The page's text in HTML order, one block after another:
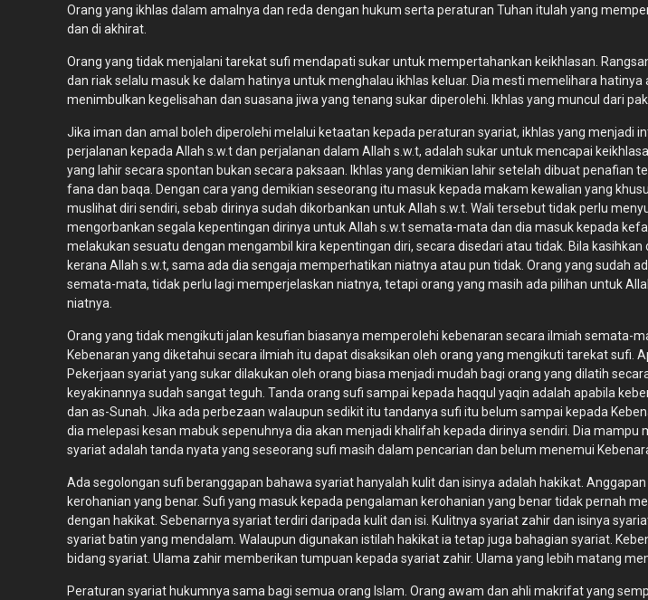
Orang yang ikhlas dalam amalnya dan reda dengan hukum serta peraturan Tuhan itulah yang
dan di akhirat.
Orang yang tidak menjalani tarekat sufi mendapati sukar untuk mempertahankan keikhlasan.
dan riak selalu masuk ke dalam hatinya untuk menghalau ikhlas keluar. Dia mesti memelihara
menimbulkan kegelisahan dan suasana jiwa yang tenang sukar diperolehi. Ikhlas yang muncul dari
Jika iman dan amal boleh diperolehi melalui ketaatan kepada peraturan syariat, ikhlas yang menjadi
perjalanan kepada Allah s.w.t dan perjalanan dalam Allah s.w.t, adalah sukar untuk mencapai
yang lahir secara spontan bukan secara paksaan. Ikhlas yang demikian lahir setelah dibuat
fana dan baqa. Dengan cara yang demikian seseorang itu masuk kepada makam kewalian yang
muslihat diri sendiri, sebab dirinya sudah dikorbankan untuk Allah s.w.t. Wali tersebut tidak perlu
mengorbankan segala kepentingan dirinya untuk Allah s.w.t semata-mata dan dia masuk kepada
melakukan sesuatu dengan mengambil kira kepentingan diri, secara disedari atau tidak. Bila
kerana Allah s.w.t, sama ada dia sengaja memperhatikan niatnya atau pun tidak. Orang yang sudah
semata-mata, tidak perlu lagi memperjelaskan niatnya, tetapi orang yang masih ada pilihan untuk
niatnya.
Orang yang tidak mengikuti jalan kesufian biasanya memperolehi kebenaran secara ilmiah
Kebenaran yang diketahui secara ilmiah itu dapat disaksikan oleh orang yang mengikuti tarekat sufi.
Pekerjaan syariat yang sukar dilakukan oleh orang biasa menjadi mudah bagi orang yang dilatih
keyakinannya sudah sangat teguh. Tanda orang sufi sampai kepada haqqul yaqin adalah apabila
dan as-Sunah. Jika ada perbezaan walaupun sedikit itu tandanya sufi itu belum sampai kepada
dia melepasi kesan mabuk sepenuhnya dia akan menjadi khalifah kepada dirinya sendiri. Dia
syariat adalah tanda nyata yang seseorang sufi masih dalam pencarian dan belum menemui
Ada segolongan sufi beranggapan bahawa syariat hanyalah kulit dan isinya adalah hakikat.
kerohanian yang benar. Sufi yang masuk kepada pengalaman kerohanian yang benar tidak pernah
dengan hakikat. Sebenarnya syariat terdiri daripada kulit dan isi. Kulitnya syariat zahir dan isinya
syariat batin yang mendalam. Walaupun digunakan istilah hakikat ia tetap juga bahagian syariat.
bidang syariat. Ulama zahir memberikan tumpuan kepada syariat zahir. Ulama yang lebih matang
Peraturan syariat hukumnya sama bagi semua orang Islam. Orang awam dan ahli makrifat yang